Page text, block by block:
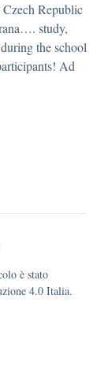
Republic
study,
the school
Ad
è stato
4.0 Italia.